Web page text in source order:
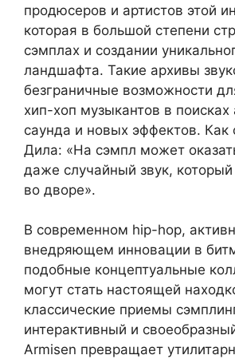
продюсеров и артистов этой
которая в большой степени
сэмплах и создании
ландшафта. Такие архивы
безграничные возможности
хип-хоп музыкантов в поисках
саунда и новых эффектов.
Дила: «На сэмпл может
даже случайный звук,
во дворе».
В современном hip-hop,
внедряющем инновации в
подобные концептуальные
могут стать настоящей
классические приемы
интерактивный и
Armisen превращает